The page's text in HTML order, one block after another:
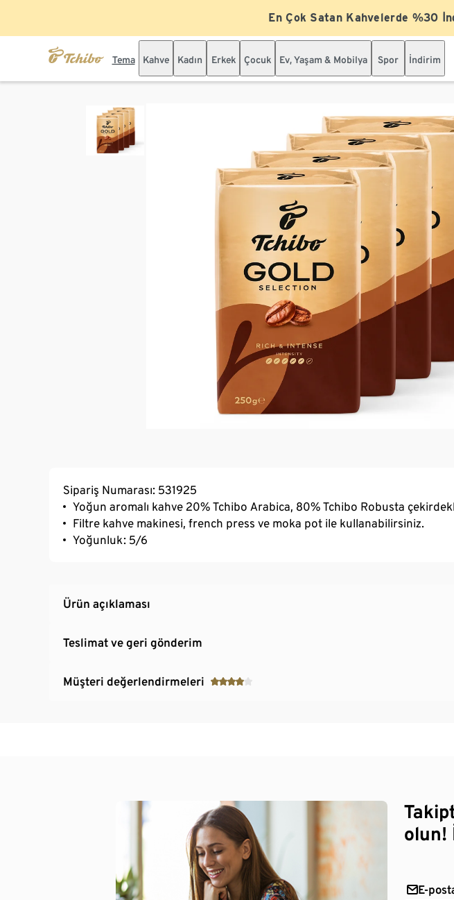
En Çok Satan Kahvelerde %30
Tema Kahve Kadın Erkek Çocuk Ev, Yaşam & Mobilya Spor İndirim
Sipariş Numarası: 531925
Yoğun aromalı kahve 20% Tchibo Arabica, 80% Tchibo Robusta
Filtre kahve makinesi, french press ve moka pot ile kullanabilirsiniz.
Yoğunluk: 5/6
Ürün açıklaması
Teslimat ve geri gönderim
Müşteri değerlendirmeleri
olun!
E-